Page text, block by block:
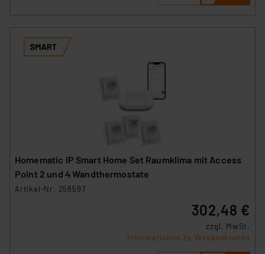
Homematic IP Smart Home Set Raumklima mit Access
Point 2 und 4 Wandthermostate
Artikel-Nr. 258597
302,48 €
zzgl. MwSt.
Informationen zu Versandkosten